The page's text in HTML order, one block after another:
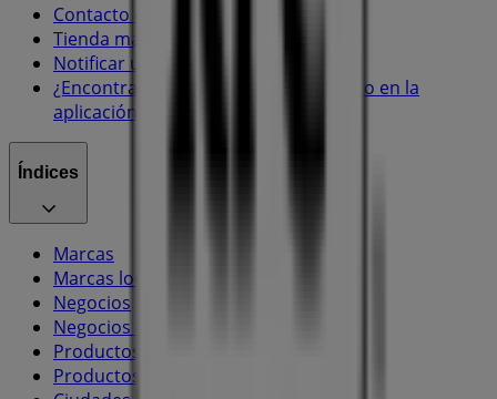
Contacto comercial y de marketing
Tienda mal colocada en el mapa
Notificar un folleto
¿Encontraste un problema en la web o en la
aplicación?
Índices
Marcas
Marcas locales
Negocios
Negocios cercanos
Productos
Productos locales